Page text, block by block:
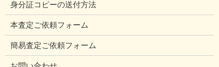
身分証コピーの送付方法
本査定ご依頼フォーム
簡易査定ご依頼フォーム